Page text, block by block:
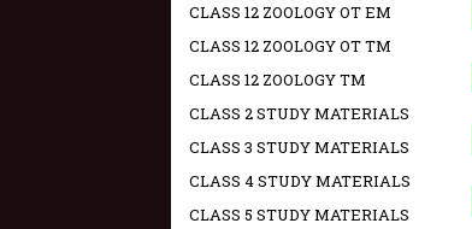
CLASS 12 ZOOLOGY OT EM
CLASS 12 ZOOLOGY OT TM
CLASS 12 ZOOLOGY TM
CLASS 2 STUDY MATERIALS
CLASS 3 STUDY MATERIALS
CLASS 4 STUDY MATERIALS
CLASS 5 STUDY MATERIALS